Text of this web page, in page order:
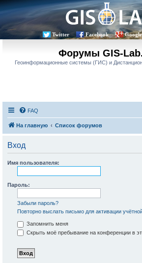
Twitter Facebook
Форумы GIS-
Геоинформационные системы (ГИС) и
FAQ
На главную Список форумов
Вход
Имя пользователя:
Пароль:
Забыли пароль?
Повторно выслать письмо для активации
Запомнить меня
Скрыть моё пребывание на конференции в